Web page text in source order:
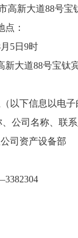
新大道88号宝
点：
5日9时
新大道88号宝钛
以下信息以电子
公司名称、联
司资产设备部